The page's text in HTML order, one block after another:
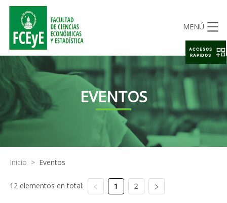
MENÚ
EVENTOS
Inicio > Eventos
12 elementos en total: 1 2
ACCESOS
RAPIDOS